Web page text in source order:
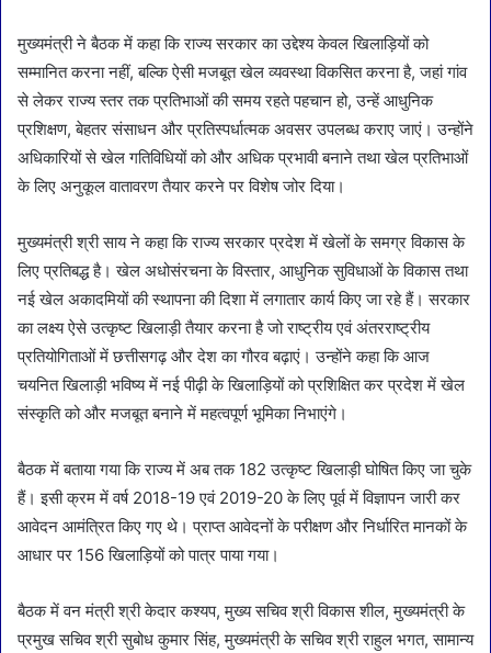
मुख्यमंत्री ने बैठक में कहा कि राज्य सरकार का उद्देश्य केवल खिलाड़ियों को
सम्मानित करना नहीं, बल्कि ऐसी मजबूत खेल व्यवस्था विकसित करना है, जहां गांव
से लेकर राज्य स्तर तक प्रतिभाओं की समय रहते पहचान हो, उन्हें आधुनिक
प्रशिक्षण, बेहतर संसाधन और प्रतिस्पर्धात्मक अवसर उपलब्ध कराए जाएं। उन्होंने
अधिकारियों से खेल गतिविधियों को और अधिक प्रभावी बनाने तथा खेल प्रतिभाओं
के लिए अनुकूल वातावरण तैयार करने पर विशेष जोर दिया।
मुख्यमंत्री श्री साय ने कहा कि राज्य सरकार प्रदेश में खेलों के समग्र विकास के
लिए प्रतिबद्ध है। खेल अधोसंरचना के विस्तार, आधुनिक सुविधाओं के विकास तथा
नई खेल अकादमियों की स्थापना की दिशा में लगातार कार्य किए जा रहे हैं। सरकार
का लक्ष्य ऐसे उत्कृष्ट खिलाड़ी तैयार करना है जो राष्ट्रीय एवं अंतरराष्ट्रीय
प्रतियोगिताओं में छत्तीसगढ़ और देश का गौरव बढ़ाएं। उन्होंने कहा कि आज
चयनित खिलाड़ी भविष्य में नई पीढ़ी के खिलाड़ियों को प्रशिक्षित कर प्रदेश में खेल
संस्कृति को और मजबूत बनाने में महत्वपूर्ण भूमिका निभाएंगे।
बैठक में बताया गया कि राज्य में अब तक 182 उत्कृष्ट खिलाड़ी घोषित किए जा चुके
हैं। इसी क्रम में वर्ष 2018-19 एवं 2019-20 के लिए पूर्व में विज्ञापन जारी कर
आवेदन आमंत्रित किए गए थे। प्राप्त आवेदनों के परीक्षण और निर्धारित मानकों के
आधार पर 156 खिलाड़ियों को पात्र पाया गया।
बैठक में वन मंत्री श्री केदार कश्यप, मुख्य सचिव श्री विकास शील, मुख्यमंत्री के
प्रमुख सचिव श्री सुबोध कुमार सिंह, मुख्यमंत्री के सचिव श्री राहुल भगत, सामान्य